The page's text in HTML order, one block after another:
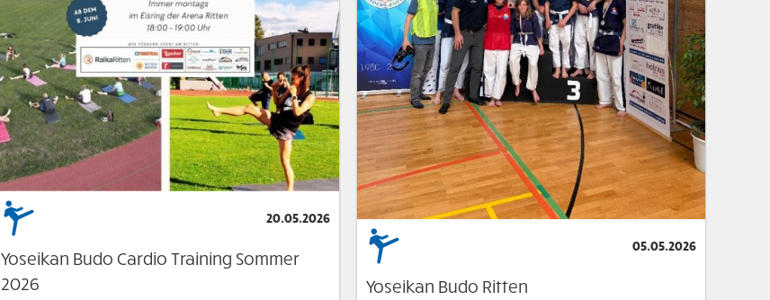
20.05.2026
Yoseikan Budo Cardio Training Sommer
2026
05.05.2026
Yoseikan Budo Ritten